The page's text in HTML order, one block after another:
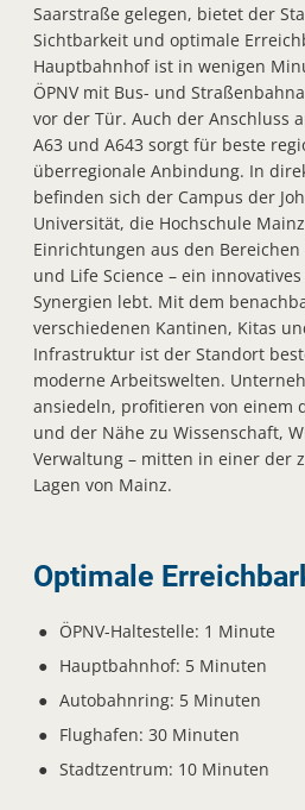
Saarstraße gelegen, bietet der
Sichtbarkeit und optimale
Hauptbahnhof ist in wenigen
ÖPNV mit Bus- und
vor der Tür. Auch der Anschluss
A63 und A643 sorgt für beste
überregionale Anbindung. In
befinden sich der Campus der
Universität, die Hochschule
Einrichtungen aus den Bereichen
und Life Science – ein
Synergien lebt. Mit dem
verschiedenen Kantinen, Kitas
Infrastruktur ist der Standort
moderne Arbeitswelten.
ansiedeln, profitieren von einem
und der Nähe zu Wissenschaft,
Verwaltung – mitten in einer der
Lagen von Mainz.
Optimale
ÖPNV-Haltestelle: 1 Minute
Hauptbahnhof: 5 Minuten
Autobahnring: 5 Minuten
Flughafen: 30 Minuten
Stadtzentrum: 10 Minuten